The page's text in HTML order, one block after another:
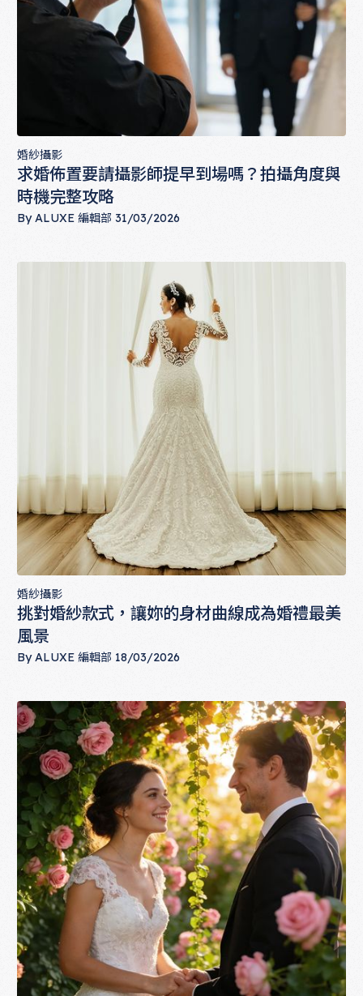
婚紗攝影
求婚佈置要請攝影師提早到場嗎？拍攝角度與
時機完整攻略
ByALUXE 編輯部31/03/2026
婚紗攝影
挑對婚紗款式，讓妳的身材曲線成為婚禮最美
風景
ByALUXE 編輯部 18/03/2026